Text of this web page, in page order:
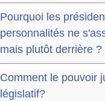
Pourquoi les
personnalités ne
mais plutôt derrière ?
Comment le pouvoir
législatif?